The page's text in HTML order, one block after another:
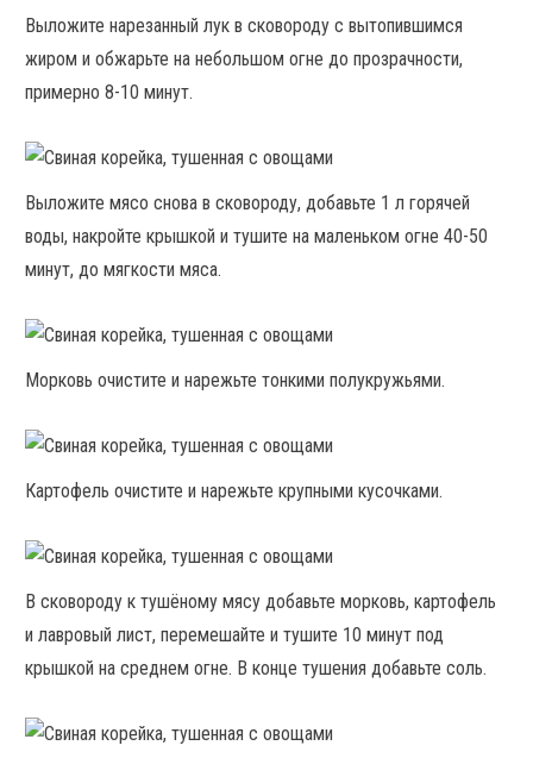
Выложите нарезанный лук в сковороду с вытопившимся
жиром и обжарьте на небольшом огне до прозрачности,
примерно 8-10 минут.
Выложите мясо снова в сковороду, добавьте 1 л горячей
воды, накройте крышкой и тушите на маленьком огне 40-50
минут, до мягкости мяса.
Морковь очистите и нарежьте тонкими полукружьями.
Картофель очистите и нарежьте крупными кусочками.
В сковороду к тушёному мясу добавьте морковь, картофель
и лавровый лист, перемешайте и тушите 10 минут под
крышкой на среднем огне. В конце тушения добавьте соль.